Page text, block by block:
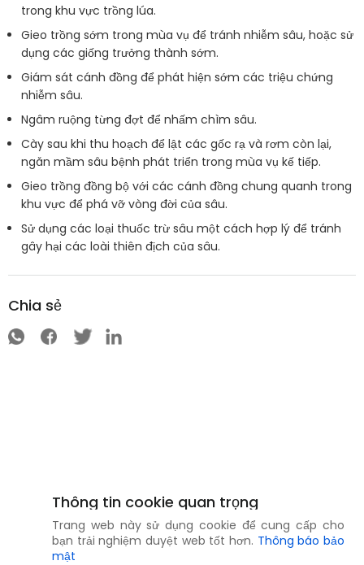
trong khu vực trồng lúa.
Gieo trồng sớm trong mùa vụ để tránh nhiễm sâu, hoặc sử
dụng các giống trưởng thành sớm.
Giám sát cánh đồng để phát hiện sớm các triệu chứng
nhiễm sâu.
Ngâm ruộng từng đợt để nhấm chìm sâu.
Cày sau khi thu hoạch để lật các gốc rạ và rơm còn lại,
ngăn mầm sâu bệnh phát triển trong mùa vụ kế tiếp.
Gieo trồng đồng bộ với các cánh đồng chung quanh trong
khu vực để phá vỡ vòng đời của sâu.
Sử dụng các loại thuốc trừ sâu một cách hợp lý để tránh
gây hại các loài thiên địch của sâu.
Chia sẻ
Thông tin cookie quan trọng
Trang web này sử dụng cookie để cung cấp cho
bạn trải nghiệm duyệt web tốt hơn. Thông báo bảo
mật